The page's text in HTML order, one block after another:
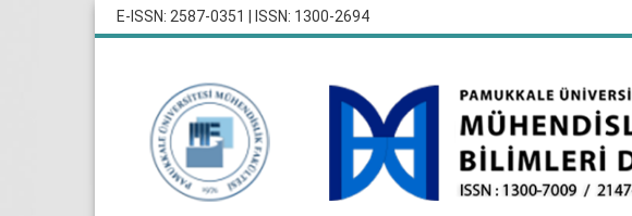
E-ISSN: 2587-0351 | ISSN: 1300-2694